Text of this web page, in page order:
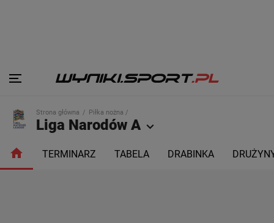
Strona główna Piłka nożna /
Liga Narodów A
TERMINARZ TABELA DRABINKA